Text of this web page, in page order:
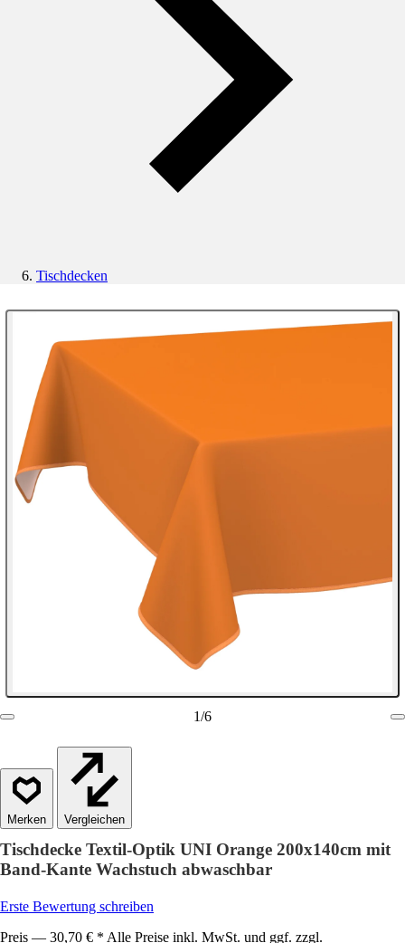
Tischdecken
1/6
Vergleichen
Tischdecke Textil-Optik UNI Orange 200x140cm mit
Band-Kante Wachstuch abwaschbar
Erste Bewertung schreiben
Preis — 30,70 € * Alle Preise inkl. MwSt. und ggf. zzgl.